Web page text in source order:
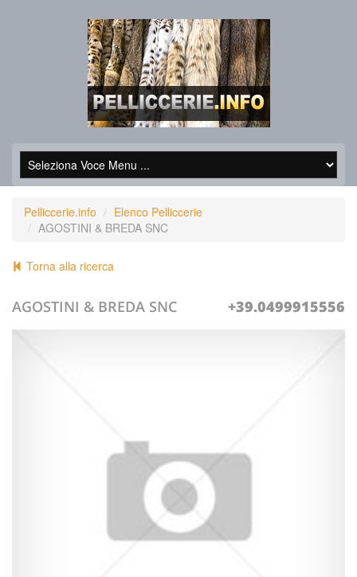
Pelliccerie.info
Elenco Pelliccerie
AGOSTINI & BREDA SNC
Torna alla ricerca
AGOSTINI & BREDA SNC +39.0499915556